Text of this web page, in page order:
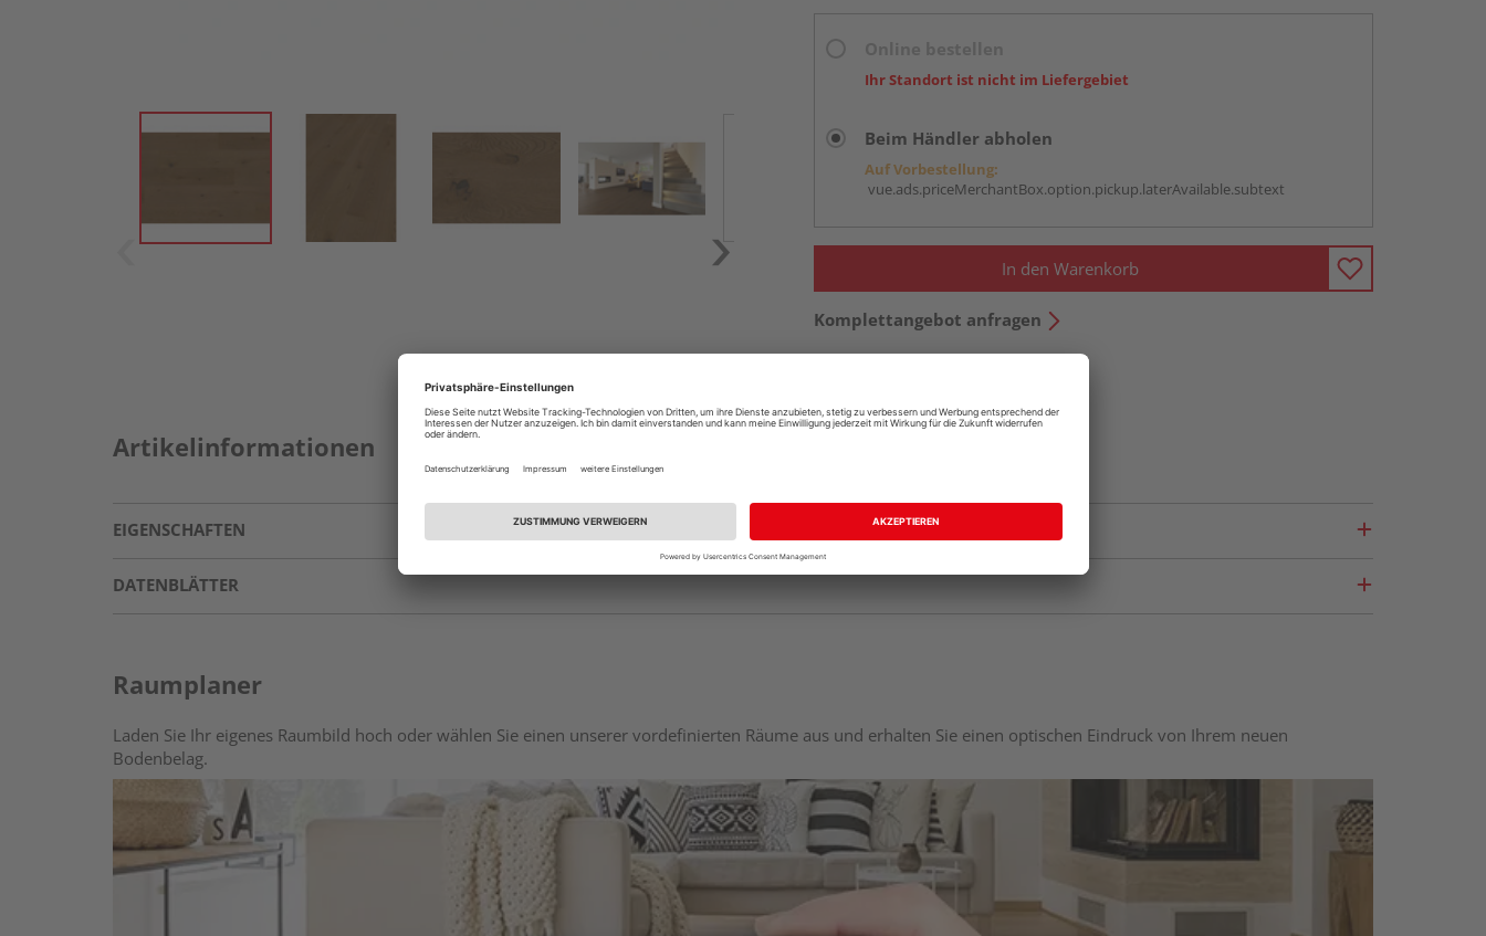
Ihr Standort ist nicht im Liefergebiet
Beim Händler abholen
Auf Vorbestellung:
vue.ads.priceMerchantBox.option.pickup.laterAvailable.subtext
In den Warenkorb
Komplettangebot anfragen
Artikelinformationen
EIGENSCHAFTEN
DATENBLÄTTER
Raumplaner
Laden Sie Ihr eigenes Raumbild hoch oder wählen Sie einen unserer vordefinierten Räume aus und erhalten Sie einen optischen Eindruck von Ihrem neuen
Bodenbelag.